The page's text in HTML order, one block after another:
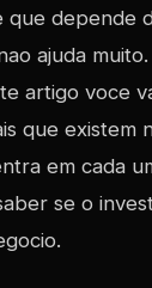
que depende
ajuda
artigo voce
que existem
em cada
se o